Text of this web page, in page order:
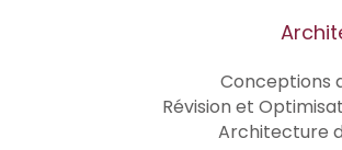
Conceptions
Révision et
Architecture